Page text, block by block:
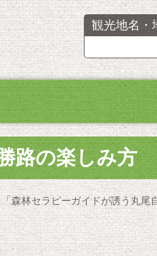
観光地名・
路の楽しみ方
森林セラピーガイドが誘う丸尾